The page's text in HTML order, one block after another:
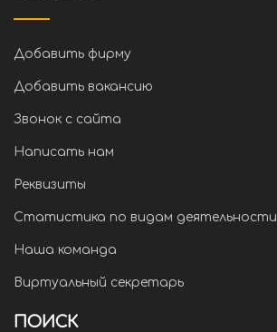
Добавить фирму
Добавить вакансию
Звонок с сайта
Написать нам
Реквизиты
Статистика по видам деятельности
Наша команда
Виртуальный секретарь
ПОИСК